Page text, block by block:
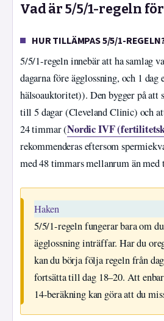
Vad är 5/5/1-regeln
HUR TILLÄMPAS 5/5/1-
5/5/1-regeln innebär att ha samlag
dagarna före ägglossning, och 1
hälsoauktoritet)). Den bygger på att
till 5 dagar (Cleveland Clinic) och
24 timmar (Nordic IVF
rekommenderas eftersom
med 48 timmars mellanrum än med
Haken
5/5/1-regeln fungerar bara om
ägglossning inträffar. Har du
kan du börja följa regeln från
fortsätta till dag 18–20. Att
14-beräkning kan göra att du